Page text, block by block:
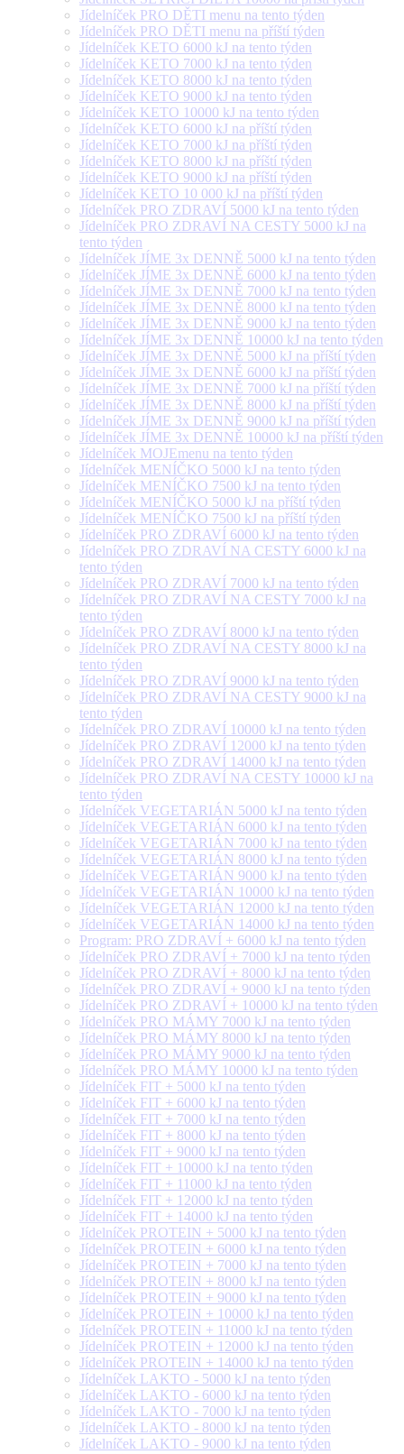
Jídelníček PRO DĚTI menu na tento týden
Jídelníček PRO DĚTI menu na příští týden
Jídelníček KETO 6000 kJ na tento týden
Jídelníček KETO 7000 kJ na tento týden
Jídelníček KETO 8000 kJ na tento týden
Jídelníček KETO 9000 kJ na tento týden
Jídelníček KETO 10000 kJ na tento týden
Jídelníček KETO 6000 kJ na příští týden
Jídelníček KETO 7000 kJ na příští týden
Jídelníček KETO 8000 kJ na příští týden
Jídelníček KETO 9000 kJ na příští týden
Jídelníček KETO 10 000 kJ na příští týden
Jídelníček PRO ZDRAVÍ 5000 kJ na tento týden
Jídelníček PRO ZDRAVÍ NA CESTY 5000 kJ na
tento týden
Jídelníček JÍME 3x DENNĚ 5000 kJ na tento týden
Jídelníček JÍME 3x DENNĚ 6000 kJ na tento týden
Jídelníček JÍME 3x DENNĚ 7000 kJ na tento týden
Jídelníček JÍME 3x DENNĚ 8000 kJ na tento týden
Jídelníček JÍME 3x DENNĚ 9000 kJ na tento týden
Jídelníček JÍME 3x DENNĚ 10000 kJ na tento týden
Jídelníček JÍME 3x DENNĚ 5000 kJ na příští týden
Jídelníček JÍME 3x DENNĚ 6000 kJ na příští týden
Jídelníček JÍME 3x DENNĚ 7000 kJ na příští týden
Jídelníček JÍME 3x DENNĚ 8000 kJ na příští týden
Jídelníček JÍME 3x DENNĚ 9000 kJ na příští týden
Jídelníček JÍME 3x DENNĚ 10000 kJ na příští týden
Jídelníček MOJEmenu na tento týden
Jídelníček MENÍČKO 5000 kJ na tento týden
Jídelníček MENÍČKO 7500 kJ na tento týden
Jídelníček MENÍČKO 5000 kJ na příští týden
Jídelníček MENÍČKO 7500 kJ na příští týden
Jídelníček PRO ZDRAVÍ 6000 kJ na tento týden
Jídelníček PRO ZDRAVÍ NA CESTY 6000 kJ na
tento týden
Jídelníček PRO ZDRAVÍ 7000 kJ na tento týden
Jídelníček PRO ZDRAVÍ NA CESTY 7000 kJ na
tento týden
Jídelníček PRO ZDRAVÍ 8000 kJ na tento týden
Jídelníček PRO ZDRAVÍ NA CESTY 8000 kJ na
tento týden
Jídelníček PRO ZDRAVÍ 9000 kJ na tento týden
Jídelníček PRO ZDRAVÍ NA CESTY 9000 kJ na
tento týden
Jídelníček PRO ZDRAVÍ 10000 kJ na tento týden
Jídelníček PRO ZDRAVÍ 12000 kJ na tento týden
Jídelníček PRO ZDRAVÍ 14000 kJ na tento týden
Jídelníček PRO ZDRAVÍ NA CESTY 10000 kJ na
tento týden
Jídelníček VEGETARIÁN 5000 kJ na tento týden
Jídelníček VEGETARIÁN 6000 kJ na tento týden
Jídelníček VEGETARIÁN 7000 kJ na tento týden
Jídelníček VEGETARIÁN 8000 kJ na tento týden
Jídelníček VEGETARIÁN 9000 kJ na tento týden
Jídelníček VEGETARIÁN 10000 kJ na tento týden
Jídelníček VEGETARIÁN 12000 kJ na tento týden
Jídelníček VEGETARIÁN 14000 kJ na tento týden
Program: PRO ZDRAVÍ + 6000 kJ na tento týden
Jídelníček PRO ZDRAVÍ + 7000 kJ na tento týden
Jídelníček PRO ZDRAVÍ + 8000 kJ na tento týden
Jídelníček PRO ZDRAVÍ + 9000 kJ na tento týden
Jídelníček PRO ZDRAVÍ + 10000 kJ na tento týden
Jídelníček PRO MÁMY 7000 kJ na tento týden
Jídelníček PRO MÁMY 8000 kJ na tento týden
Jídelníček PRO MÁMY 9000 kJ na tento týden
Jídelníček PRO MÁMY 10000 kJ na tento týden
Jídelníček FIT + 5000 kJ na tento týden
Jídelníček FIT + 6000 kJ na tento týden
Jídelníček FIT + 7000 kJ na tento týden
Jídelníček FIT + 8000 kJ na tento týden
Jídelníček FIT + 9000 kJ na tento týden
Jídelníček FIT + 10000 kJ na tento týden
Jídelníček FIT + 11000 kJ na tento týden
Jídelníček FIT + 12000 kJ na tento týden
Jídelníček FIT + 14000 kJ na tento týden
Jídelníček PROTEIN + 5000 kJ na tento týden
Jídelníček PROTEIN + 6000 kJ na tento týden
Jídelníček PROTEIN + 7000 kJ na tento týden
Jídelníček PROTEIN + 8000 kJ na tento týden
Jídelníček PROTEIN + 9000 kJ na tento týden
Jídelníček PROTEIN + 10000 kJ na tento týden
Jídelníček PROTEIN + 11000 kJ na tento týden
Jídelníček PROTEIN + 12000 kJ na tento týden
Jídelníček PROTEIN + 14000 kJ na tento týden
Jídelníček LAKTO - 5000 kJ na tento týden
Jídelníček LAKTO - 6000 kJ na tento týden
Jídelníček LAKTO - 7000 kJ na tento týden
Jídelníček LAKTO - 8000 kJ na tento týden
Jídelníček LAKTO - 9000 kJ na tento týden